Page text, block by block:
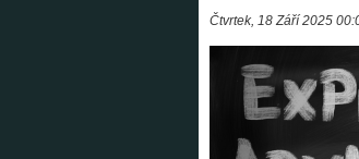
Čtvrtek, 18 Září 2025